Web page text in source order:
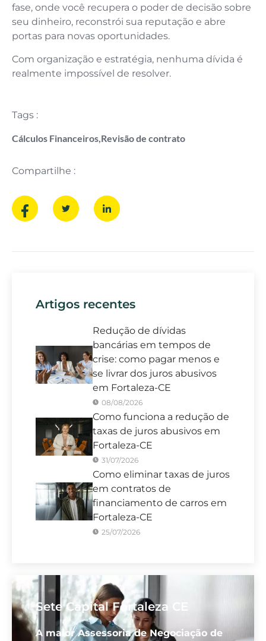
fase, onde você recupera o poder de decisão sobre
seu dinheiro, reconstrói sua reputação e abre
portas para novas oportunidades.
Com organização e estratégia, nenhuma dívida é
realmente impossível de resolver.
Tags :
Cálculos Financeiros Revisão de contrato
Compartilhe :
Artigos recentes
Redução de dívidas
bancárias em tempos de
crise: como pagar menos e
se livrar dos juros abusivos
em Fortaleza-CE
08/08/2026
Como funciona a redução de
taxas de juros abusivos em
Fortaleza-CE
31/07/2026
Como eliminar taxas de juros
em contratos de
financiamento de carros em
Fortaleza-CE
25/07/2026
Sete Capital Fortaleza CE
A maior Assessoria de Negociação de